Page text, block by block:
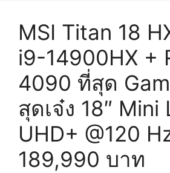
MSI Titan 18
i9-14900HX +
4090 ที่สุด
สุดเจ๋ง 18″ Mini
UHD+ @120
189,990 บาท